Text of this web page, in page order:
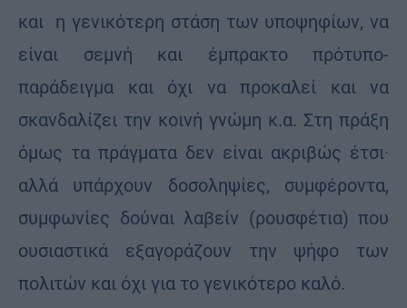
και η γενικότερη στάση των υποψηφίων, να
είναι σεμνή και έμπρακτο πρότυπο-
παράδειγμα και όχι να προκαλεί και να
σκανδαλίζει την κοινή γνώμη κ.α. Στη πράξη
όμως τα πράγματα δεν είναι ακριβώς έτσι·
αλλά υπάρχουν δοσοληψίες, συμφέροντα,
συμφωνίες δούναι λαβείν (ρουσφέτια) που
ουσιαστικά εξαγοράζουν την ψήφο των
πολιτών και όχι για το γενικότερο καλό.